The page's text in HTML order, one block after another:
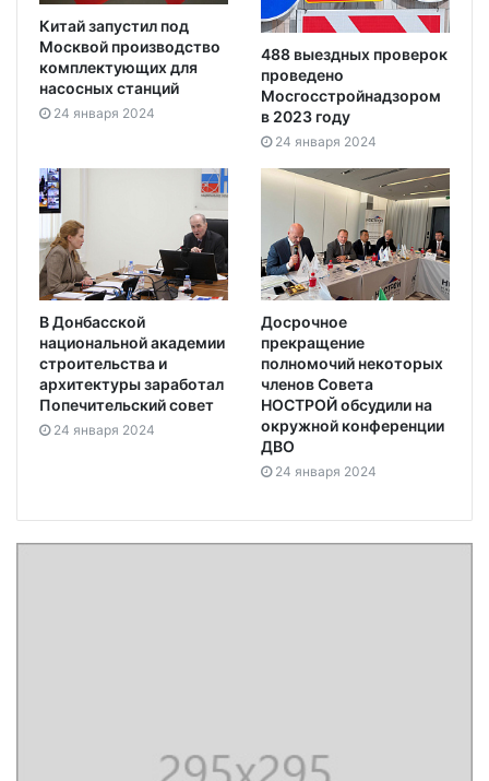
Китай запустил под
Москвой производство
комплектующих для
насосных станций
24 января 2024
488 выездных проверок
проведено
Мосгосстройнадзором
в 2023 году
24 января 2024
В Донбасской
национальной академии
строительства и
архитектуры заработал
Попечительский совет
24 января 2024
Досрочное
прекращение
полномочий некоторых
членов Совета
НОСТРОЙ обсудили на
окружной конференции
ДВО
24 января 2024